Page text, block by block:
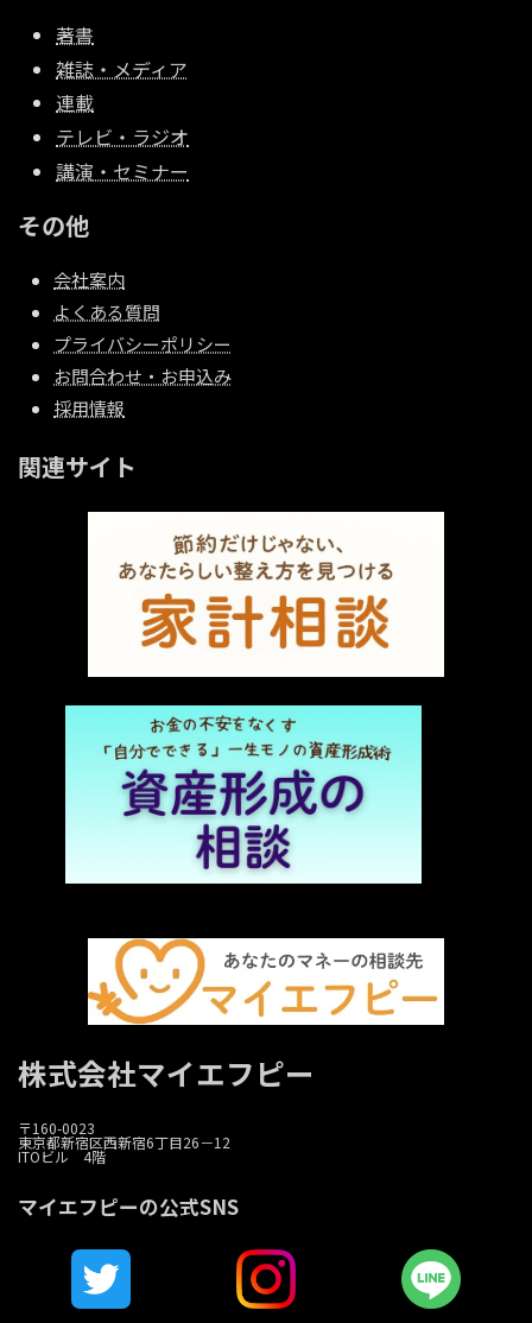
著書
雑誌・メディア
連載
テレビ・ラジオ
講演・セミナー
その他
会社案内
よくある質問
プライバシーポリシー
お問合わせ・お申込み
採用情報
関連サイト
株式会社マイエフピー
〒160-0023
東京都新宿区西新宿6丁目26－12
ITOビル 4階
マイエフピーの公式SNS